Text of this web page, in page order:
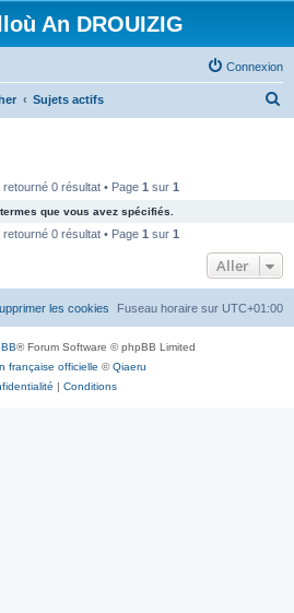
An DROUIZIG
Connexion
Sujets actifs
c
e
0 résultat • Page 1 sur 1
que vous avez spécifiés.
0 résultat • Page 1 sur 1
Aller
Fuseau horaire sur UTC+01:00
les cookies
® Forum Software © phpBB Limited
française officielle ©Qiaeru
| Conditions